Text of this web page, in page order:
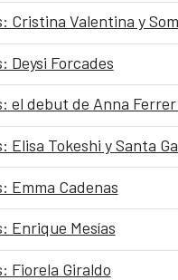
Cristina Valentina y
Deysi Forcades
el debut de Anna
Elisa Tokeshi y Santa
Emma Cadenas
Enrique Mesías
Fiorela Giraldo